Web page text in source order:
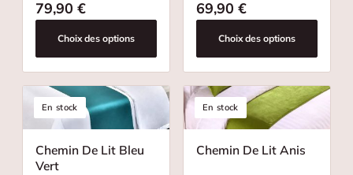
79,90 €Plage de prix : 34,90 € à 79,90 €
Choix des options
69,90 €Plage de prix :
Choix des options
En stock
Chemin De Lit Bleu
Vert
En stock
Chemin De Lit Anis